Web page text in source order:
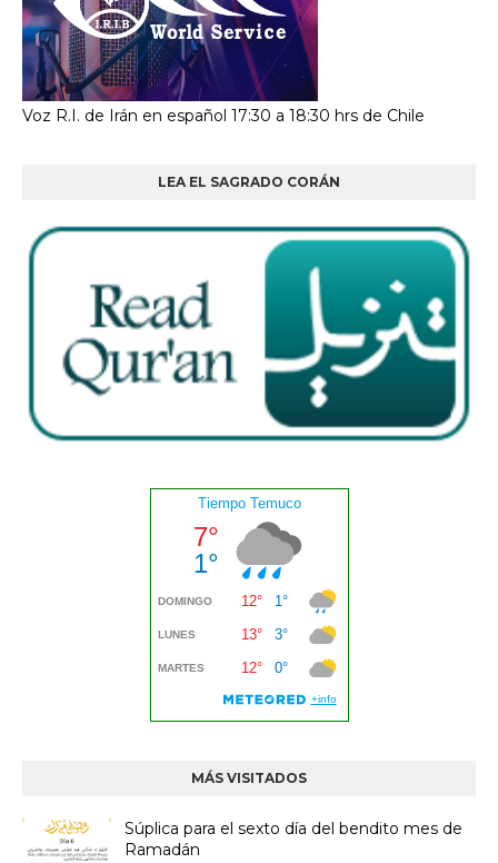
Voz R.I. de Irán en español 17:30 a 18:30 hrs de Chile
LEA EL SAGRADO CORÁN
MÁS VISITADOS
Súplica para el sexto día del bendito mes de
Ramadán